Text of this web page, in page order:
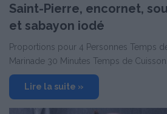
Saint-Pierre, encornet,
et sabayon iodé
Proportions pour 4 Personnes Temps
Marinade 30 Minutes Temps de
Lire la suite »